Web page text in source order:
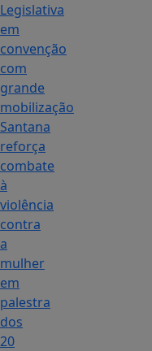
Legislativa
em
convenção
com
grande
mobilização
Santana
reforça
combate
à
violência
contra
a
mulher
em
palestra
dos
20